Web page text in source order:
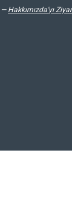
— Hakkımızda'yı